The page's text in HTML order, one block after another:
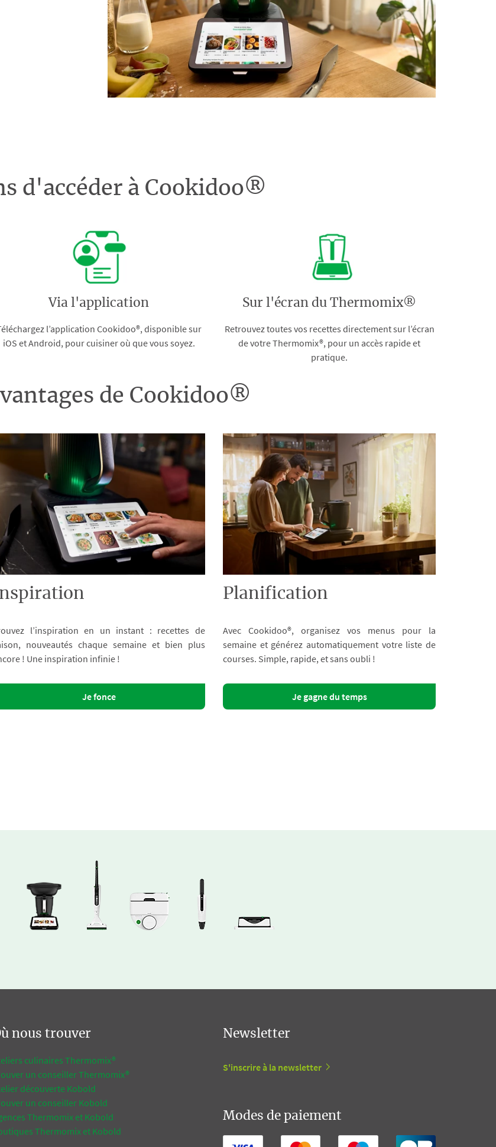
d'accéder à Cookidoo®
Via l'application
l’application Cookidoo®, disponible sur
iOS et Android, pour cuisiner où que vous soyez.
Sur l'écran du Thermomix®
Retrouvez toutes vos recettes directement sur l’écran
de votre Thermomix®, pour un accès rapide et
pratique.
de Cookidoo®
l’inspiration en un instant : recettes de
nouveautés chaque semaine et bien plus
! Une inspiration infinie !
Je fonce
Planification
Avec Cookidoo®, organisez vos menus pour la
semaine et générez automatiquement votre liste de
courses. Simple, rapide, et sans oubli !
Je gagne du temps
nous trouver
culinaires Thermomix®
un conseiller Thermomix®
découverte Kobold
un conseiller Kobold
Thermomix et Kobold
Thermomix et Kobold
Newsletter
S'inscrire à la newsletter
Modes de paiement